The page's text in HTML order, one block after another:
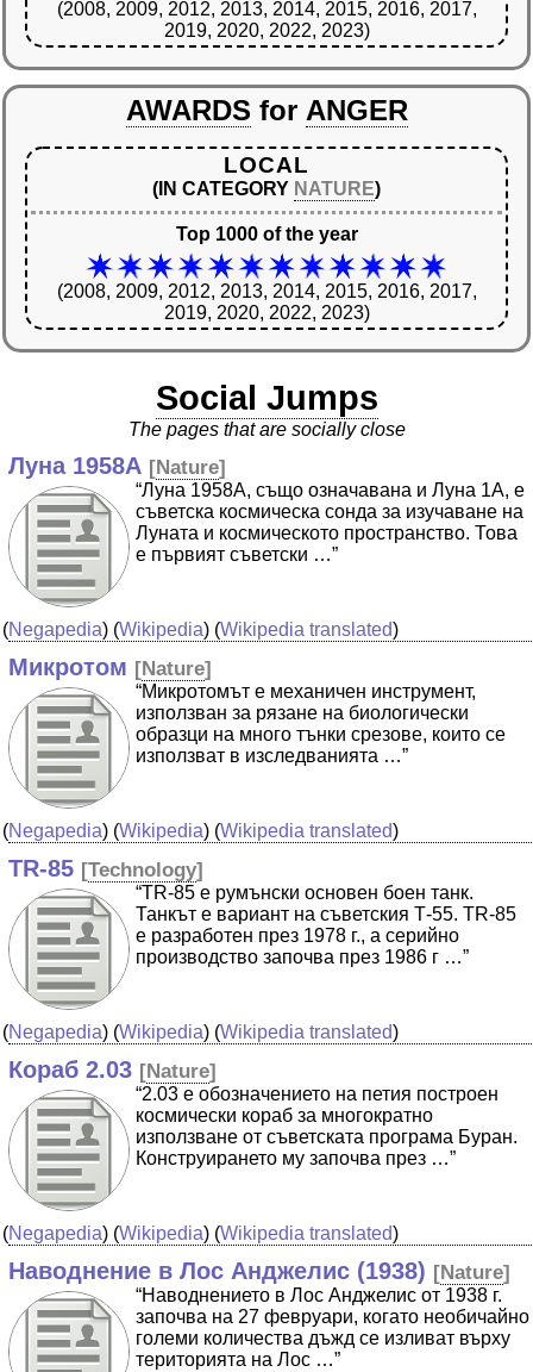
(2008, 2009, 2012, 2013, 2014, 2015, 2016, 2017,
2019, 2020, 2022, 2023)
AWARDS for ANGER
LOCAL
(IN CATEGORY NATURE)
Top 1000 of the year
(2008, 2009, 2012, 2013, 2014, 2015, 2016, 2017,
2019, 2020, 2022, 2023)
Social Jumps
The pages that are socially close
Луна 1958А [Nature]
“Луна 1958А, също означавана и Луна 1А, е
съветска космическа сонда за изучаване на
Луната и космическото пространство. Това
е първият съветски …”
(Negapedia) (Wikipedia) (Wikipedia translated)
Микротом [Nature]
“Микротомът е механичен инструмент,
използван за рязане на биологически
образци на много тънки срезове, които се
използват в изследванията …”
(Negapedia) (Wikipedia) (Wikipedia translated)
TR-85 [Technology]
“TR-85 е румънски основен боен танк.
Танкът е вариант на съветския Т-55. TR-85
е разработен през 1978 г., а серийно
производство започва през 1986 г …”
(Negapedia) (Wikipedia) (Wikipedia translated)
Кораб 2.03 [Nature]
“2.03 е обозначението на петия построен
космически кораб за многократно
използване от съветската програма Буран.
Конструирането му започва през …”
(Negapedia) (Wikipedia) (Wikipedia translated)
Наводнение в Лос Анджелис (1938) [Nature]
“Наводнението в Лос Анджелис от 1938 г.
започва на 27 февруари, когато необичайно
големи количества дъжд се изливат върху
територията на Лос …”